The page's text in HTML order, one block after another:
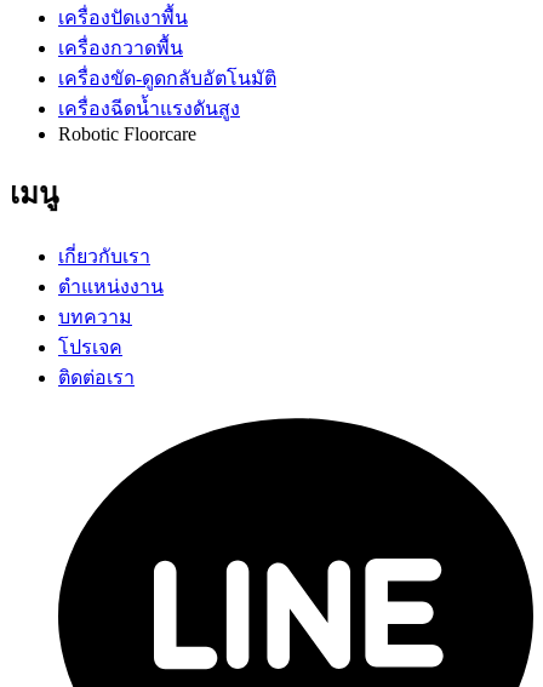
เครื่องปัดเงาพื้น
เครื่องกวาดพื้น
เครื่องขัด-ดูดกลับอัตโนมัติ
เครื่องฉีดน้ำแรงดันสูง
Robotic Floorcare
เมนู
เกี่ยวกับเรา
ตำแหน่งงาน
บทความ
โปรเจค
ติดต่อเรา